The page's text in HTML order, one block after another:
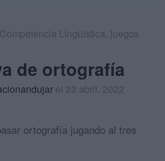
Competencia Lingüística, juegos
de ortografía
el 23 abril, 2022
ortografía jugando al tres